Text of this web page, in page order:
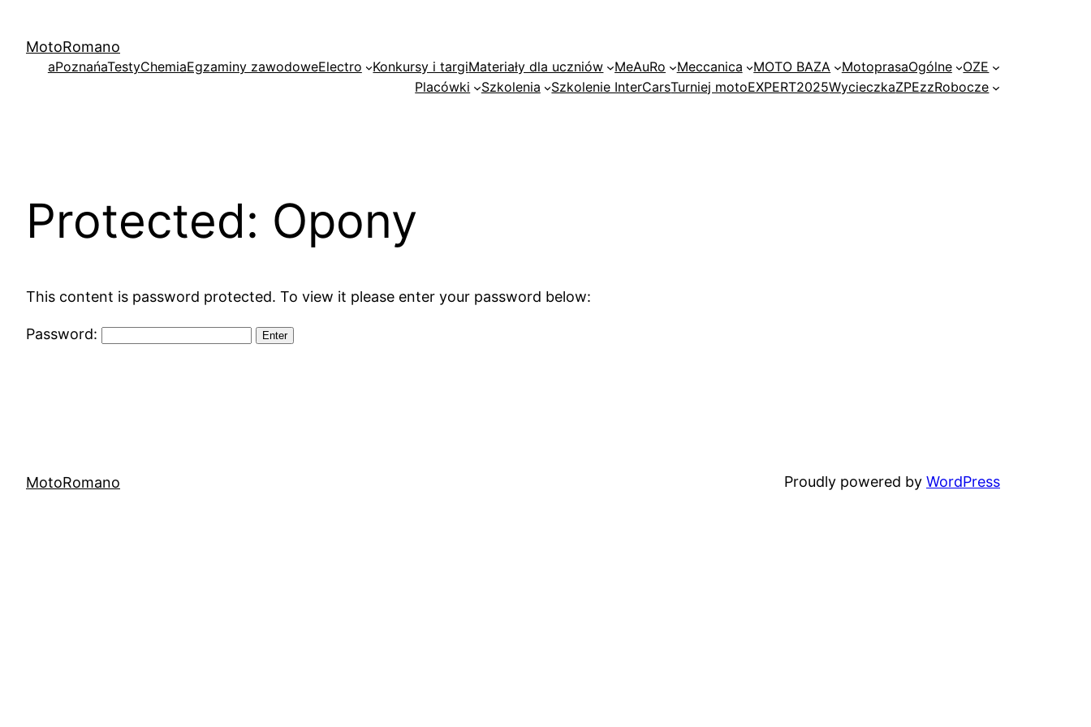
content
MotoRomano
aPoznańaTestyChemiaEgzaminy zawodoweElectro Konkursy i targiMateriały dla uczniów MeAuRo Meccanica MOTO BAZA MotoprasaOgólne
OZE
Placówki
Szkolenia Szkolenie InterCarsTurniej motoEXPERT2025WycieczkaZPEzzRobocze
Protected: Opony
This content is password protected. To view it please enter your password below:
Password:
MotoRomano Proudly powered by WordPress